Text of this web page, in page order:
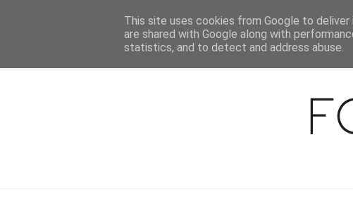
BLOG O MNIE
This site uses cookies from Google to
are shared with Google along with
statistics, and to detect and address abuse.